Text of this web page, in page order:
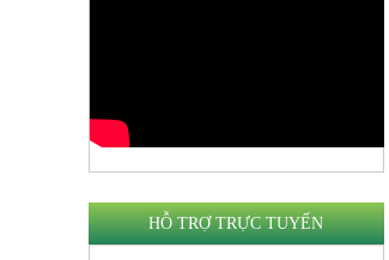
HỖ TRỢ TRỰC TUYẾN